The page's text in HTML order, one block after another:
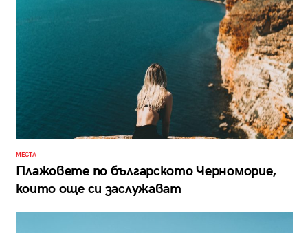
МЕСТА
Плажовете по българското Черноморие,
които още си заслужават